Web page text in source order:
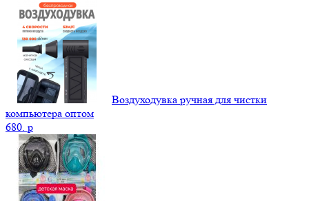
Воздуходувка ручная для чистки
компьютера оптом
680. p